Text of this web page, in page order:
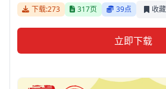
下载:273 317页 39点 收藏
立即下载